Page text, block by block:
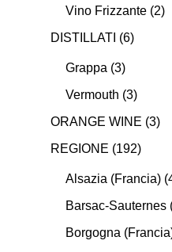
Vino Frizzante (2)
DISTILLATI (6)
Grappa (3)
Vermouth (3)
ORANGE WINE (3)
REGIONE (192)
Alsazia (Francia)
Barsac-Sauternes
Borgogna